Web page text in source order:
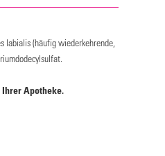
labialis (häufig wiederkehrende,
Apotheke.